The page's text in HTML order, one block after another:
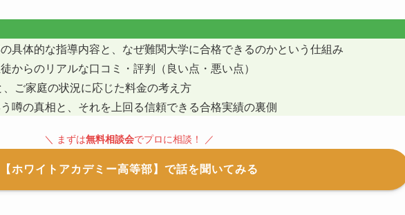
具体的な指導内容と、なぜ難関大学に合格できるのかという仕組み
からのリアルな口コミ・評判（良い点・悪い点）
ご家庭の状況に応じた料金の考え方
噂の真相と、それを上回る信頼できる合格実績の裏側
＼ まずは無料相談会でプロに相談！ ／
【ホワイトアカデミー高等部】で話を聞いてみる